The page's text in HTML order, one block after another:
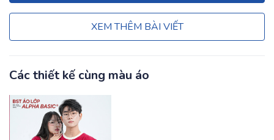
XEM THÊM BÀI VIẾT
Các thiết kế cùng màu áo